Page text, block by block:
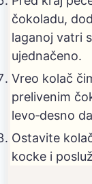
čokoladu,
laganoj vatri
ujednačeno.
Vreo kolač
prelivenim
levo‑desno
Ostavite
kocke i